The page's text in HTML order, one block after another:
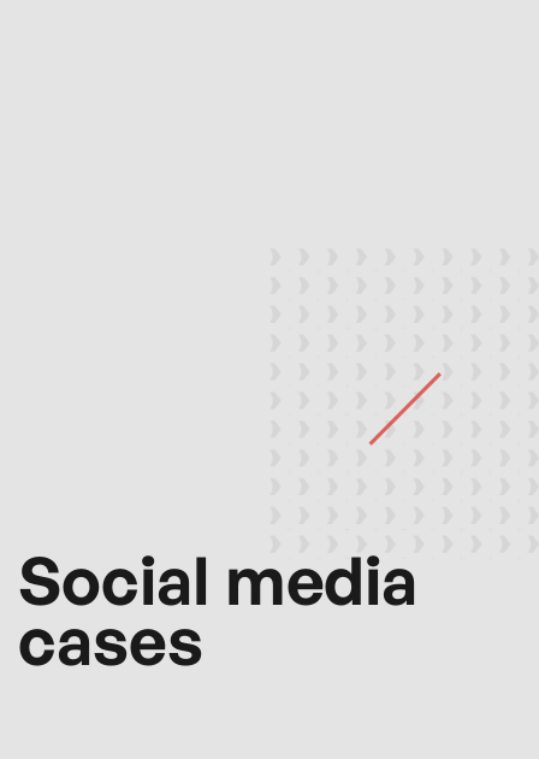
Social media
cases